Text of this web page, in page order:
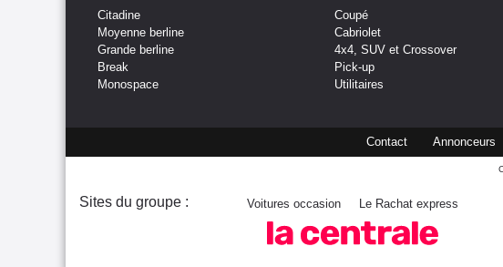
Citadine
Moyenne berline
Grande berline
Break
Monospace
Coupé
Cabriolet
4x4, SUV et Crossover
Pick-up
Utilitaires
Contact Annonceurs
Sites du groupe : Voitures occasion Le Rachat express